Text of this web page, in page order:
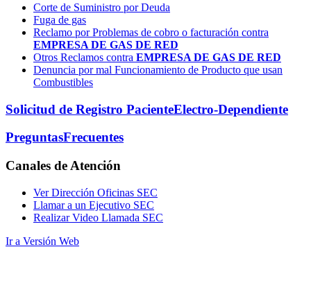
Corte de Suministro por Deuda
Fuga de gas
Reclamo por Problemas de cobro o facturación contra
EMPRESA DE GAS DE RED
Otros Reclamos contra EMPRESA DE GAS DE RED
Denuncia por mal Funcionamiento de Producto que usan
Combustibles
Solicitud de Registro PacienteElectro-Dependiente
PreguntasFrecuentes
Canales de Atención
Ver Dirección Oficinas SEC
Llamar a un Ejecutivo SEC
Realizar Video Llamada SEC
Ir a Versión Web